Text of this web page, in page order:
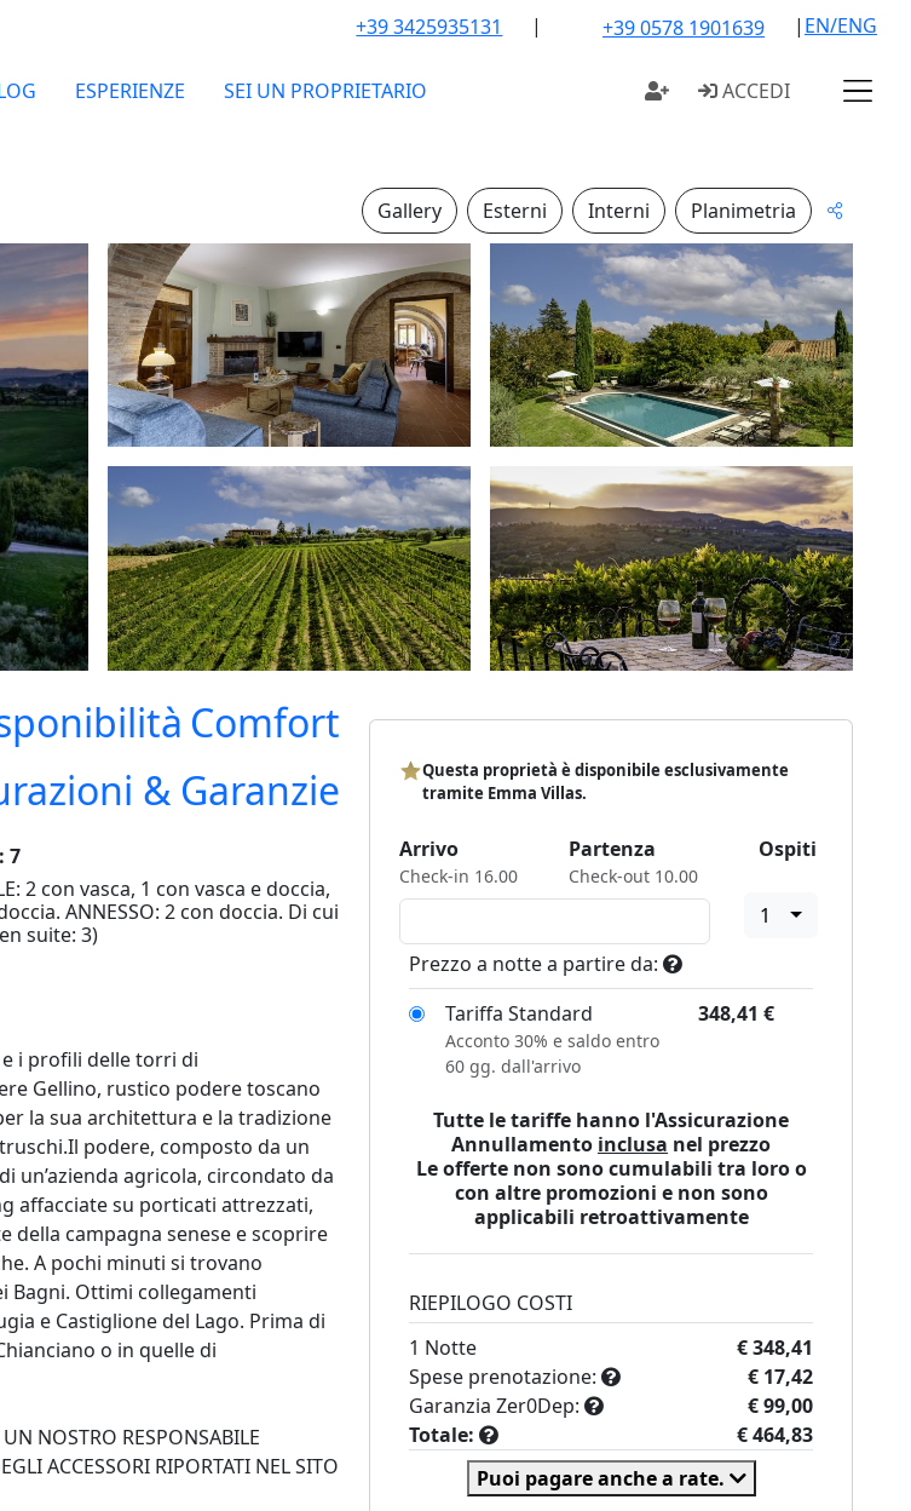
+39 3425935131 | +39 0578 1901639 | EN/ENG
ESPERIENZE SEI UN PROPRIETARIO ACCEDI
Gallery Esterni Interni Planimetria
Comfort
& Garanzie
7
2 con vasca, 1 con vasca e doccia,
ANNESSO: 2 con doccia. Di cui
suite: 3)
e i profili delle torri di
Gellino, rustico podere toscano
la sua architettura e la tradizione
podere, composto da un
un’azienda agricola, circondato da
affacciate su porticati attrezzati,
della campagna senese e scoprire
A pochi minuti si trovano
Bagni. Ottimi collegamenti
e Castiglione del Lago. Prima di
o in quelle di
NOSTRO RESPONSABILE
ACCESSORI RIPORTATI NEL SITO
Questa proprietà è disponibile esclusivamente
tramite Emma Villas.
Arrivo
Check-in 16.00
Partenza
Check-out 10.00
Ospiti
1
Prezzo a notte a partire da:
Tariffa Standard
348,41 €
Acconto 30% e saldo entro
60 gg. dall'arrivo
Tutte le tariffe hanno l'Assicurazione
Annullamento inclusa nel prezzo
Le offerte non sono cumulabili tra loro o
con altre promozioni e non sono
applicabili retroattivamente
RIEPILOGO COSTI
1 Notte
€ 348,41
Spese prenotazione:
€ 17,42
Garanzia Zer0Dep:
€ 99,00
Totale:
€ 464,83
Puoi pagare anche a rate.